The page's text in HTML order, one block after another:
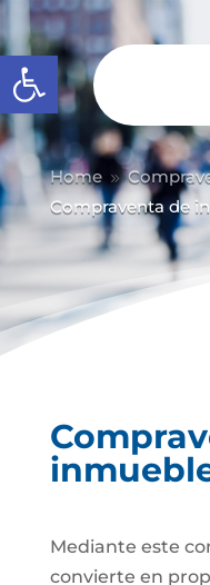
Abrir barra de
Home 9
Compraventa de
Mediante este
convierte en